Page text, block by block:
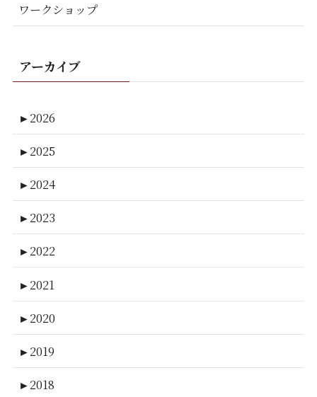
ワークショップ
アーカイブ
►2026
►2025
►2024
►2023
►2022
►2021
►2020
►2019
►2018